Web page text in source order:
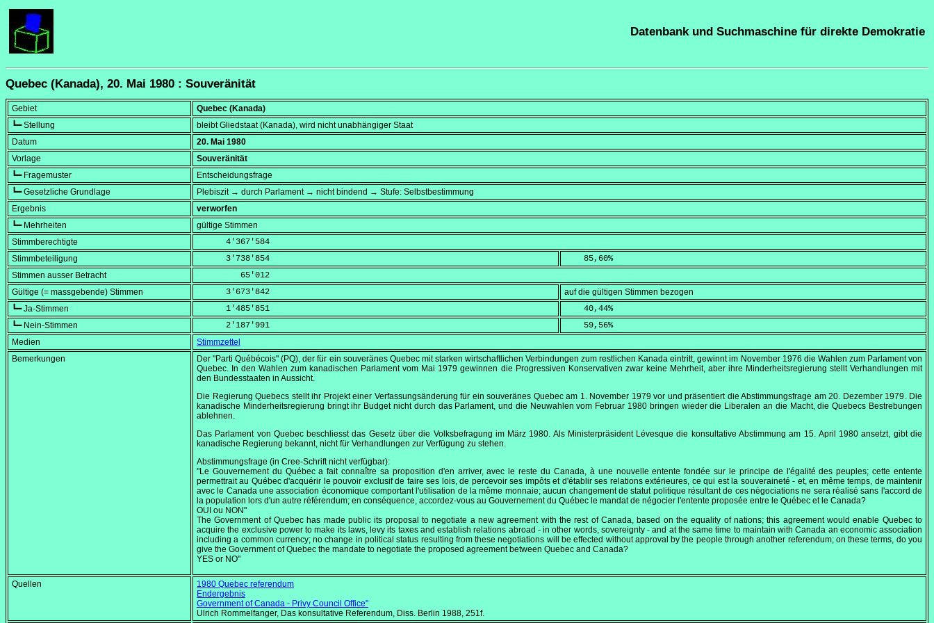
Datenbank und Suchmaschine für direkte Demokratie
Quebec (Kanada), 20. Mai 1980 : Souveränität
Gebiet
Quebec (Kanada)
┗━ Stellung
bleibt Gliedstaat (Kanada), wird nicht unabhängiger Staat
Datum
20. Mai 1980
Vorlage
Souveränität
┗━ Fragemuster
Entscheidungsfrage
┗━ Gesetzliche Grundlage
Plebiszit → durch Parlament → nicht bindend → Stufe: Selbstbestimmung
Ergebnis
verworfen
┗━ Mehrheiten
gültige Stimmen
Stimmberechtigte
      4'367'584
Stimmbeteiligung
      3'738'854
    85,60
%
Stimmen ausser Betracht
         65'012
Gültige (= massgebende) Stimmen
      3'673'842
auf die gültigen Stimmen bezogen
┗━ Ja-Stimmen
      1'485'851
    40,44
%
┗━ Nein-Stimmen
      2'187'991
    59,56
%
Medien
Stimmzettel
Bemerkungen
Der"Parti Québécois" (PQ), der für ein souveränes Quebec mit starken wirtschaftlichen Verbindungen zum restlichen Kanada eintritt, gewinnt im November 1976 die Wahlen zum Parlament von
Quebec. In den Wahlen zum kanadischen Parlament vom Mai 1979 gewinnen die Progressiven Konservativen zwar keine Mehrheit, aber ihre Minderheitsregierung stellt Verhandlungen mit
den Bundesstaaten in Aussicht.
Die Regierung Quebecs stellt ihr Projekt einer Verfassungsänderung für ein souveränes Quebec am 1. November 1979vor und präsentiert die Abstimmungsfrage am20. Dezember 1979. Die
kanadische Minderheitsregierung bringt ihr Budget nicht durch das Parlament, und die Neuwahlen vom Februar 1980 bringen wieder die Liberalen an die Macht, die Quebecs Bestrebungen
ablehnen.
Das Parlament von Quebec beschliesst das Gesetz über die Volksbefragung im März 1980. Als Ministerpräsident Lévesque die konsultative Abstimmung am 15. April 1980 ansetzt, gibt die
kanadische Regierung bekannt, nicht für Verhandlungen zur Verfügung zu stehen.
Abstimmungsfrage (in Cree-Schrift nicht verfügbar):
"Le Gouvernement du Québec a fait connaître sa proposition d'en arriver, avec le reste du Canada, à une nouvelle entente fondée sur le principe de l'égalité des peuples; cette entente
permettrait au Québec d'acquérir le pouvoir exclusif de faire ses lois, de percevoir ses impôts et d'établir ses relations extérieures, ce qui est la souveraineté - et, en même temps, de maintenir
avec le Canada une association économique comportant l'utilisation de la même monnaie; aucun changement de statut politique résultant de ces négociations ne sera réalisé sans l'accord de
la population lors d'un autre référendum; en conséquence, accordez-vous au Gouvernement du Québec le mandat de négocier l'entente proposée entre le Québec et le Canada?
OUI ou NON"
The Government of Quebec has made public its proposal to negotiate a new agreement with the rest of Canada, based on the equality of nations; this agreement would enable Quebec to
acquire the exclusive power to make its laws, levy its taxes and establish relations abroad - in other words, sovereignty - and at the same time to maintain with Canada an economic association
including a common currency; no change in political status resulting from these negotiations will be effected without approval by the people through another referendum; on these terms, do you
give the Government of Quebec the mandate to negotiate the proposed agreement between Quebec and Canada?
YES or NO"
Quellen
1980 Quebec referendum
Endergebnis
Government of Canada - Privy Council Office"
Ulrich Rommelfanger, Das konsultative Referendum, Diss. Berlin 1988, 251f.